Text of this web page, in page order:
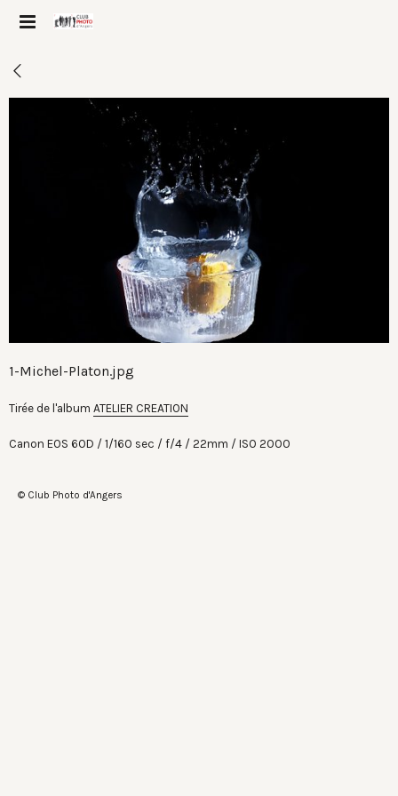
1-Michel-Platon.jpg
Tirée de l'album ATELIER CREATION
Canon EOS 60D 1/160 sec f/4 22mm ISO 2000
© Club Photo d'Angers